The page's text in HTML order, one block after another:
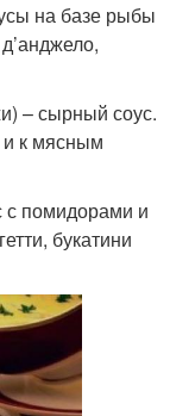
на базе рыбы
– сырный соус.
и к мясным
с помидорами и
букатини